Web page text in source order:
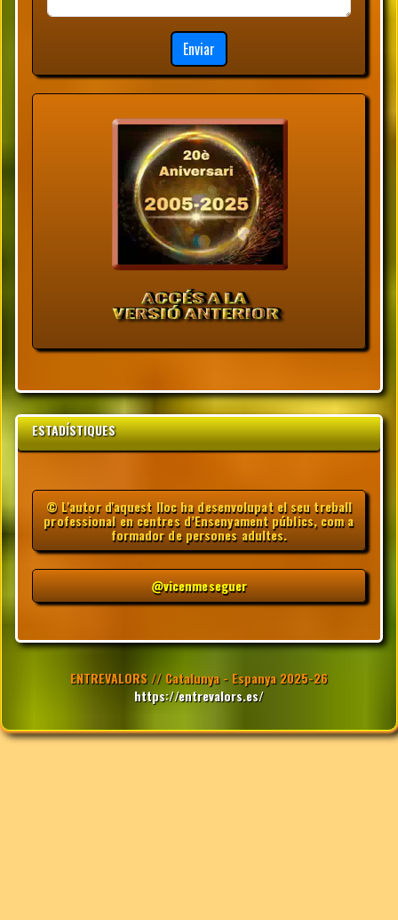
Enviar
ESTADÍSTIQUES
© L'autor d'aquest lloc ha desenvolupat el seu treball
professional en centres d’Ensenyament públics, com a
formador de persones adultes.
@vicenmeseguer
ENTREVALORS // Catalunya - Espanya 2025-26
https://entrevalors.es/